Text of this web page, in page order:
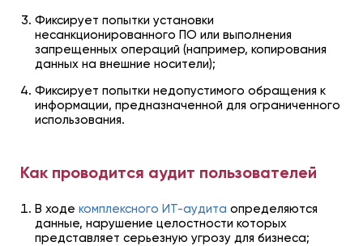
Фиксирует попытки установки
несанкционированного ПО или выполнения
запрещенных операций (например, копирования
данных на внешние носители);
Фиксирует попытки недопустимого обращения к
информации, предназначенной для ограниченного
использования.
Как проводится аудит пользователей
В ходе комплексного ИТ-аудита определяются
данные, нарушение целостности которых
представляет серьезную угрозу для бизнеса;